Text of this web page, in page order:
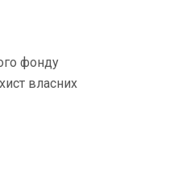
фонду
власних